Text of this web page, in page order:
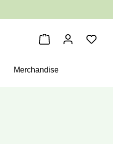
Warenkorb
Merchandise